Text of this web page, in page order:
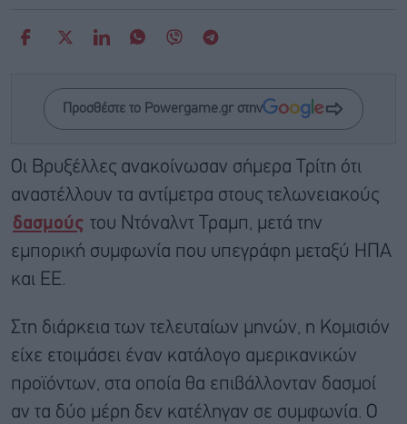
Προσθέστε το Powergame.gr στην
Οι Βρυξέλλες ανακοίνωσαν σήμερα Τρίτη ότι
αναστέλλουν τα αντίμετρα στους τελωνειακούς
δασμούς του Ντόναλντ Τραμπ, μετά την
εμπορική συμφωνία που υπεγράφη μεταξύ ΗΠΑ
και ΕΕ.
Στη διάρκεια των τελευταίων μηνών, η Κομισιόν
είχε ετοιμάσει έναν κατάλογο αμερικανικών
προϊόντων, στα οποία θα επιβάλλονταν δασμοί
αν τα δύο μέρη δεν κατέληγαν σε συμφωνία. Ο